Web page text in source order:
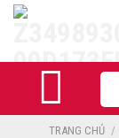
Skip
TRANG CHỦ /